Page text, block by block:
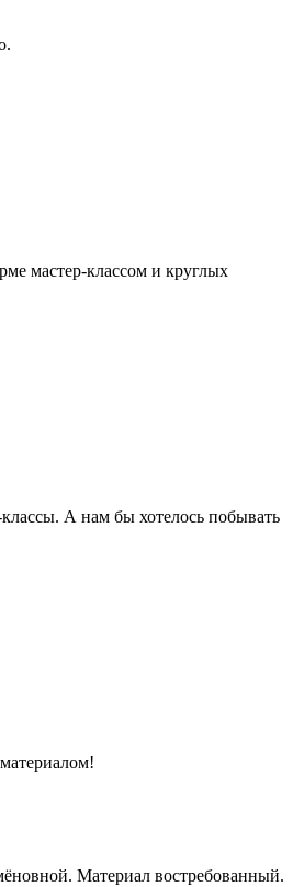
мастер-классом и круглых
А нам бы хотелось побывать
Материал востребованный.